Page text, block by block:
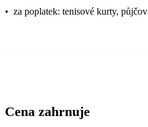
• za poplatek: tenisové kurty,
Cena zahrnuje